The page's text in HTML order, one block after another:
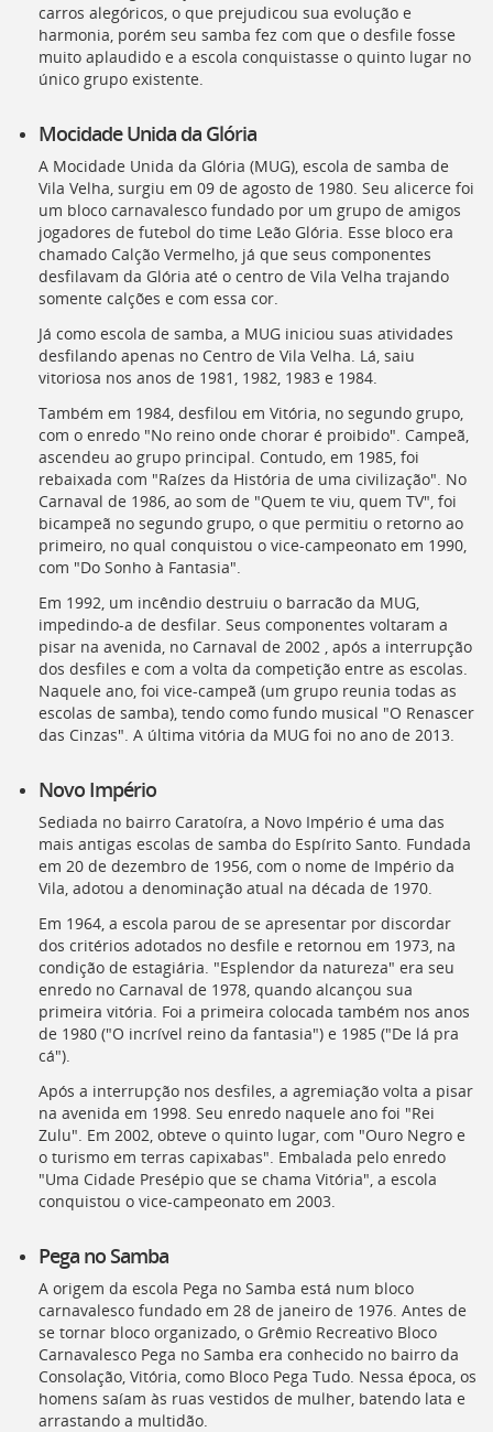
carros alegóricos, o que prejudicou sua evolução e
harmonia, porém seu samba fez com que o desfile fosse
muito aplaudido e a escola conquistasse o quinto lugar no
único grupo existente.
Mocidade Unida da Glória
A Mocidade Unida da Glória (MUG), escola de samba de
Vila Velha, surgiu em 09 de agosto de 1980. Seu alicerce foi
um bloco carnavalesco fundado por um grupo de amigos
jogadores de futebol do time Leão Glória. Esse bloco era
chamado Calção Vermelho, já que seus componentes
desfilavam da Glória até o centro de Vila Velha trajando
somente calções e com essa cor.
Já como escola de samba, a MUG iniciou suas atividades
desfilando apenas no Centro de Vila Velha. Lá, saiu
vitoriosa nos anos de 1981, 1982, 1983 e 1984.
Também em 1984, desfilou em Vitória, no segundo grupo,
com o enredo "No reino onde chorar é proibido". Campeã,
ascendeu ao grupo principal. Contudo, em 1985, foi
rebaixada com "Raízes da História de uma civilização". No
Carnaval de 1986, ao som de "Quem te viu, quem TV", foi
bicampeã no segundo grupo, o que permitiu o retorno ao
primeiro, no qual conquistou o vice-campeonato em 1990,
com "Do Sonho à Fantasia".
Em 1992, um incêndio destruiu o barracão da MUG
impedindo-a de desfilar. Seus componentes voltaram a
pisar na avenida, no Carnaval de 2002 , após a interrupção
dos desfiles e com a volta da competição entre as escolas.
Naquele ano, foi vice-campeã (um grupo reunia todas as
escolas de samba), tendo como fundo musical "O Renascer
das Cinzas". A última vitória da MUG foi no ano de 2013.
Novo Império
Sediada no bairro Caratoíra, a Novo Império é uma das
mais antigas escolas de samba do Espírito Santo. Fundada
em 20 de dezembro de 1956, com o nome de Império da
Vila, adotou a denominação atual na década de 1970.
Em 1964, a escola parou de se apresentar por discordar
dos critérios adotados no desfile e retornou em 1973, na
condição de estagiária. "Esplendor da natureza" era seu
enredo no Carnaval de 1978, quando alcançou sua
primeira vitória. Foi a primeira colocada também nos anos
de 1980 ("O incrível reino da fantasia") e 1985 ("De lá pra
cá").
Após a interrupção nos desfiles, a agremiação volta a pisar
na avenida em 1998. Seu enredo naquele ano foi "Rei
Zulu". Em 2002, obteve o quinto lugar, com "Ouro Negro e
o turismo em terras capixabas". Embalada pelo enredo
"Uma Cidade Presépio que se chama Vitória", a escola
conquistou o vice-campeonato em 2003.
Pega no Samba
A origem da escola Pega no Samba está num bloco
carnavalesco fundado em 28 de janeiro de 1976. Antes de
se tornar bloco organizado, o Grêmio Recreativo Bloco
Carnavalesco Pega no Samba era conhecido no bairro da
Consolação, Vitória, como Bloco Pega Tudo. Nessa época, os
homens saíam às ruas vestidos de mulher, batendo lata e
arrastando a multidão.